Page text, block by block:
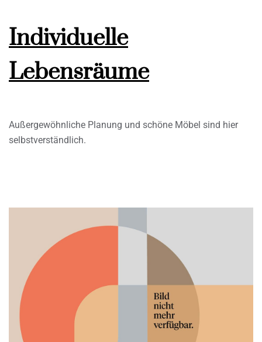
Individuelle
Lebensräume
Außergewöhnliche Planung und schöne Möbel sind hier
selbstverständlich.